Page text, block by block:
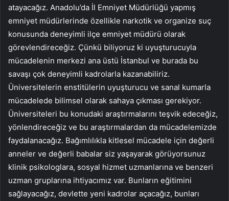
atayacağız. Anadolu’da İl Emniyet Müdürlüğü yapmış
emniyet müdürlerinde özellikle narkotik ve organize suç
konusunda deneyimli ilçe emniyet müdürü olarak
görevlendireceğiz. Çünkü biliyoruz ki uyuşturucuyla
mücadelenin merkezi ana üstü İstanbul ve burada bu
savaşı çok deneyimli kadrolarla kazanabiliriz.
Üniversitelerin enstitülerin uyuşturucu ve sanal kumarla
mücadelede bilimsel olarak sahaya çıkması gerekiyor.
Üniversiteleri bu konudaki araştırmalarını teşvik edeceğiz,
yönlendireceğiz ve bu araştırmalardan da mücadelemizde
faydalanacağız. Bağımlılıkla kitlesel mücadele için değerli
anneler ve değerli babalar siz yaşayarak görüyorsunuz
klinik psikologlara, sosyal hizmet uzmanlarına ve benzeri
uzman gruplarına ihtiyacımız var. Bunların eğitimini
sağlayacağız, devlette yeni kadrolar açacağız, bunları